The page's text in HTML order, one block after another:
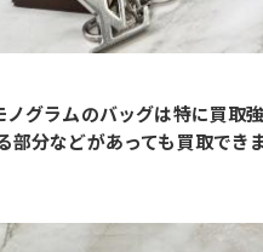
グラムのバッグは特に買取
分などがあっても買取でき